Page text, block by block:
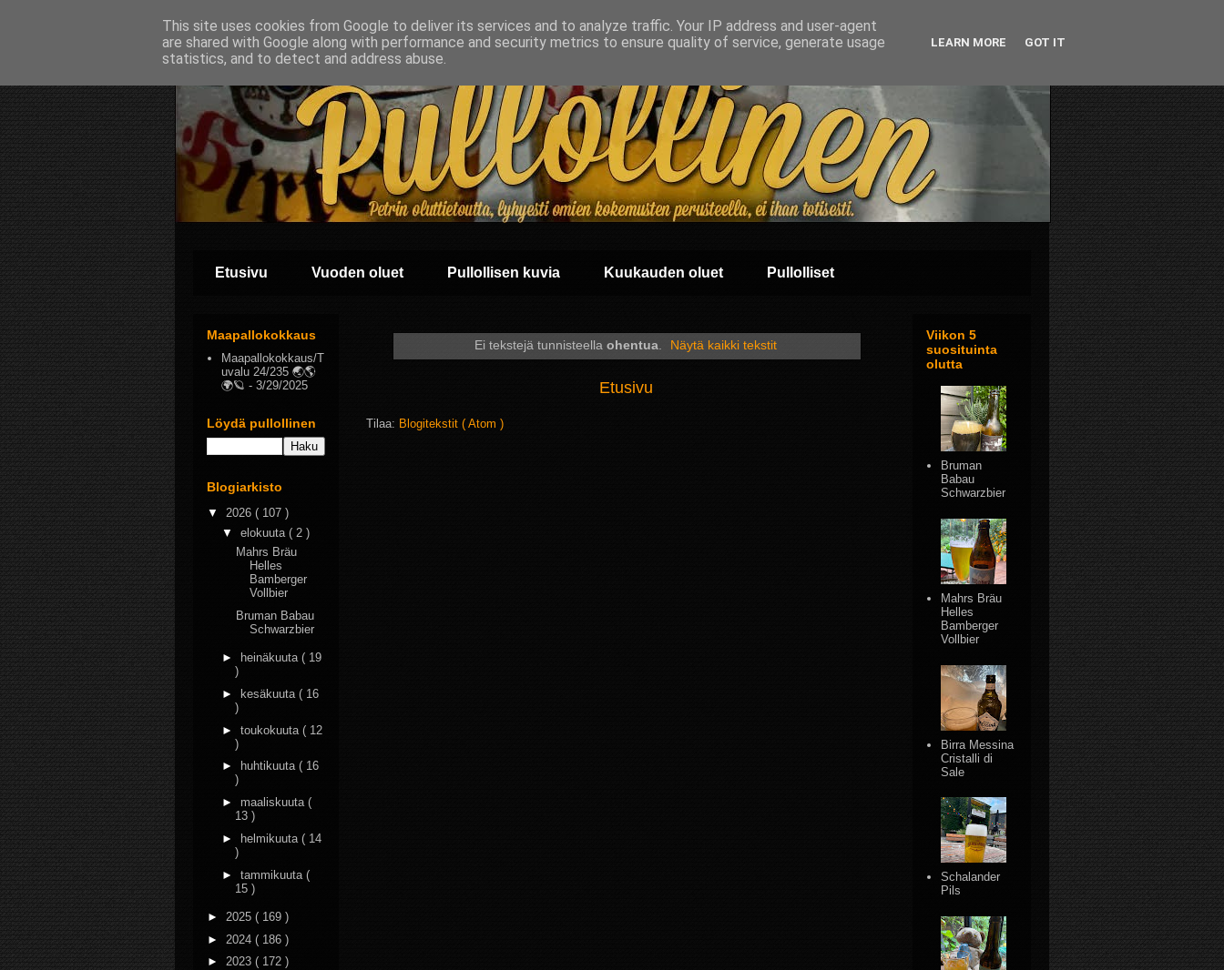
Etusivu Vuoden oluet Pullollisen kuvia Kuukauden oluet Pullolliset
Ei tekstejä tunnisteella ohentua. Näytä kaikki tekstit
Etusivu
Tilaa: Blogitekstit ( Atom )
Maapallokokkaus
Maapallokokkaus/T
uvalu 24/235 🌏🌎
🌍🪐 - 3/29/2025
Löydä pullollinen
Blogiarkisto
▼ 2026 ( 107 )
▼ elokuuta ( 2 )
Mahrs Bräu
Helles
Bamberger
Vollbier
Bruman Babau
Schwarzbier
► heinäkuuta ( 19
)
►
kesäkuuta ( 16
)
► toukokuuta ( 12
)
►
huhtikuuta ( 16
)
► maaliskuuta (
13 )
►
helmikuuta ( 14
)
► tammikuuta (
15 )
► 2025 ( 169 )
► 2024 ( 186 )
► 2023 ( 172 )
Viikon 5
suosituinta
olutta
Bruman
Babau
Schwarzbier
Mahrs Bräu
Helles
Bamberger
Vollbier
Birra Messina
Cristalli di
Sale
Schalander
Pils
This site uses cookies from Google to deliver its services and to analyze traffic. Your IP address and user-agent
are shared with Google along with performance and security metrics to ensure quality of service, generate usage
statistics, and to detect and address abuse.
LEARN MORE GOT IT